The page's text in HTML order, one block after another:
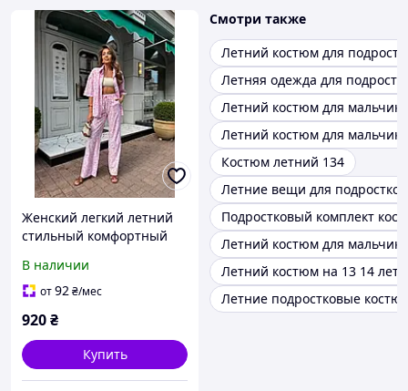
Женский легкий летний
стильный комфортный
48
В наличии
от92₴/мес
920₴
Купить
Смотри также
Летний костюм для
Летняя одежда для
Летний костюм для
Летний костюм для
Костюм летний 134
Летние вещи для подростков
Подростковый комплект
Летний костюм для
Летний костюм на 13 14 лет
Летние подростковые